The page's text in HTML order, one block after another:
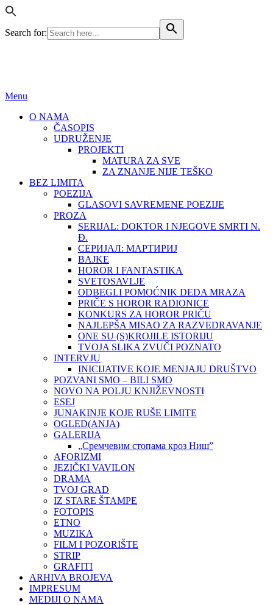
Search for:
Menu
O NAMA
ČASOPIS
UDRUŽENJE
PROJEKTI
MATURA ZA SVE
ZA ZNANJE NIJE TEŠKO
BEZ LIMITA
POEZIJA
GLASOVI SAVREMENE POEZIJE
PROZA
SERIJAL: DOKTOR I NJEGOVE SMRTI N.
Đ.
СЕРИЈАЛ: МАРТИРИЈ
BAJKE
HOROR I FANTASTIKA
SVETOSAVLJE
ODBEGLI POMOĆNIK DEDA MRAZA
PRIČE S HOROR RADIONICE
KONKURS ZA HOROR PRIČU
NAJLEPŠA MISAO ZA RAZVEDRAVANJE
ONE SU (S)KROJILE ISTORIJU
TVOJA SLIKA ZVUČI POZNATO
INTERVJU
INICIJATIVE KOJE MENJAJU DRUŠTVO
POZVANI SMO – BILI SMO
NOVO NA POLJU KNJIŽEVNOSTI
ESEJ
JUNAKINJE KOJE RUŠE LIMITE
OGLED(ANJA)
GALERIJA
„Сремчевим стопама кроз Ниш”
AFORIZMI
JEZIČKI VAVILON
DRAMA
TVOJ GRAD
IZ STARE ŠTAMPE
FOTOPIS
ETNO
MUZIKA
FILM I POZORIŠTE
STRIP
GRAFITI
ARHIVA BROJEVA
IMPRESUM
MEDIJI O NAMA